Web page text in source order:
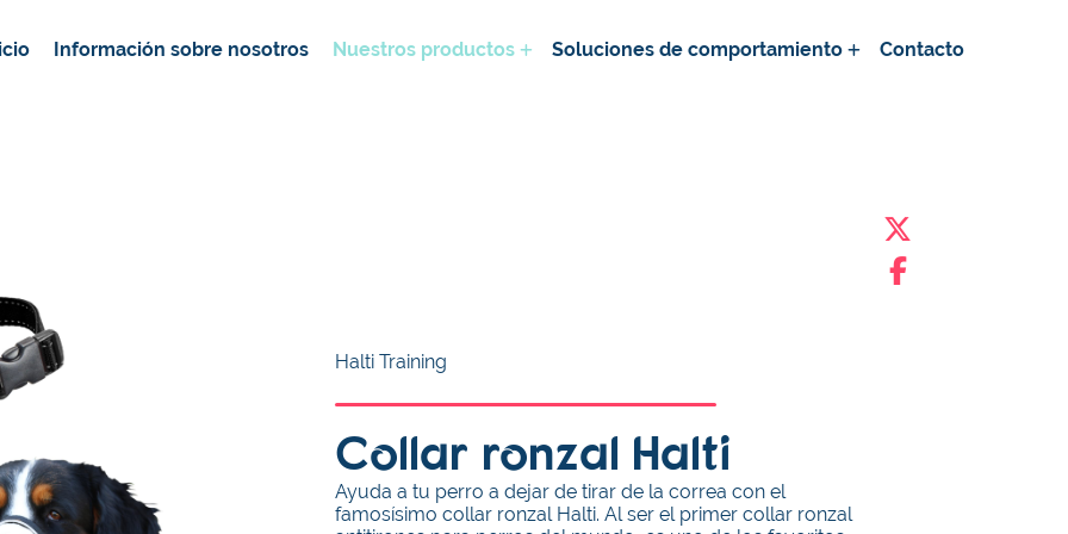
Información sobre nosotros Nuestros productos Soluciones de comportamiento Contacto
Halti Training
Collar ronzal Halti
Ayuda a tu perro a dejar de tirar de la correa con el
famosísimo collar ronzal Halti. Al ser el primer collar ronzal